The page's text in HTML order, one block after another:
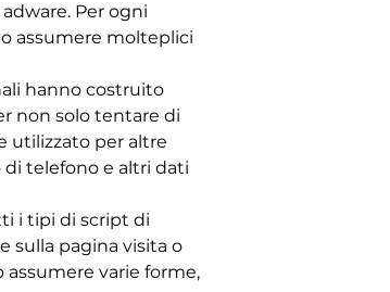
Per ogni
assumere molteplici
hanno costruito
non solo tentare di
utilizzato per altre
telefono e altri dati
i tipi di script di
sulla pagina visita o
varie forme,